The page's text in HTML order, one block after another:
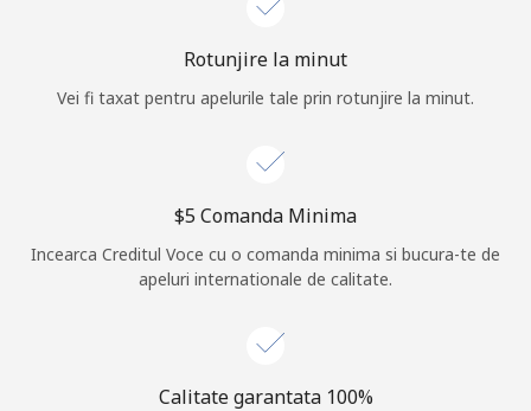
sau
Continua cu
Rotunjire la minut
Vei fi taxat pentru apelurile tale prin rotunjire la minut.
⁦$5⁩ Comanda Minima
Incearca Creditul Voce cu o comanda minima si bucura-te de
apeluri internationale de calitate.
Calitate garantata 100%